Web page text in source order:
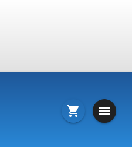
shopping_cart menu